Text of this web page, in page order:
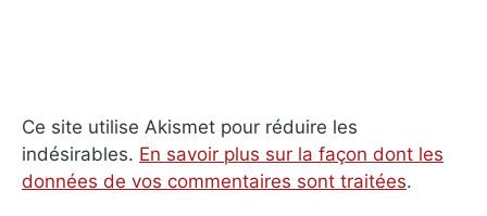
Ce site utilise Akismet pour réduire les
indésirables. En savoir plus sur la façon dont les
données de vos commentaires sont traitées.